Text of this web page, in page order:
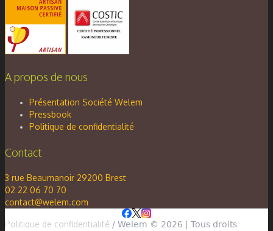
A propos de nous
Présentation Société Welem
Pressbook
Politique de confidentialité
Contact
3 rue Beaumanoir 29200 Brest
02 22 06 70 70
contact@welem.com
Politique de confidentialité / Welem © 2026 | Tous droits